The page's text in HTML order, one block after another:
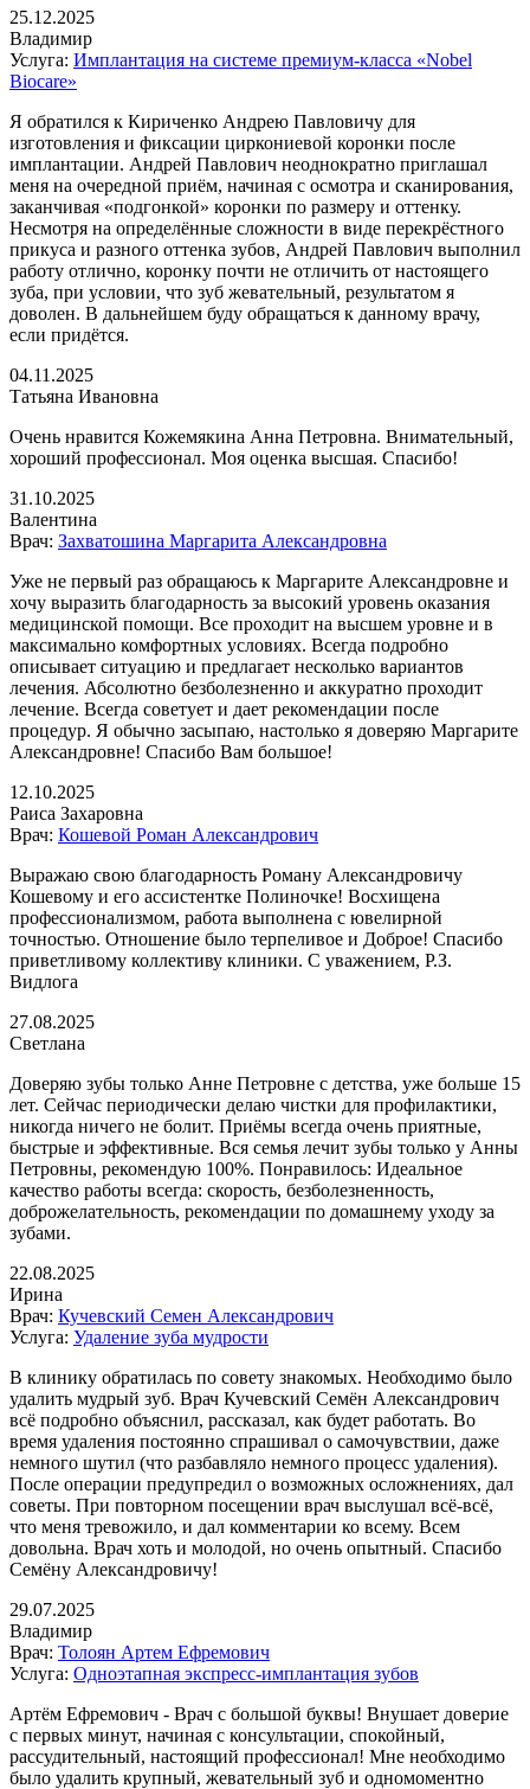
25.12.2025
Владимир
Услуга: Имплантация на системе премиум-класса «Nobel
Biocare»
Я обратился к Кириченко Андрею Павловичу для
изготовления и фиксации циркониевой коронки после
имплантации. Андрей Павлович неоднократно приглашал
меня на очередной приём, начиная с осмотра и сканирования,
заканчивая «подгонкой» коронки по размеру и оттенку.
Несмотря на определённые сложности в виде перекрёстного
прикуса и разного оттенка зубов, Андрей Павлович выполнил
работу отлично, коронку почти не отличить от настоящего
зуба, при условии, что зуб жевательный, результатом я
доволен. В дальнейшем буду обращаться к данному врачу,
если придётся.
04.11.2025
Татьяна Ивановна
Очень нравится Кожемякина Анна Петровна. Внимательный,
хороший профессионал. Моя оценка высшая. Спасибо!
31.10.2025
Валентина
Врач: Захватошина Маргарита Александровна
Уже не первый раз обращаюсь к Маргарите Александровне и
хочу выразить благодарность за высокий уровень оказания
медицинской помощи. Все проходит на высшем уровне и в
максимально комфортных условиях. Всегда подробно
описывает ситуацию и предлагает несколько вариантов
лечения. Абсолютно безболезненно и аккуратно проходит
лечение. Всегда советует и дает рекомендации после
процедур. Я обычно засыпаю, настолько я доверяю Маргарите
Александровне! Спасибо Вам большое!
12.10.2025
Раиса Захаровна
Врач: Кошевой Роман Александрович
Выражаю свою благодарность Роману Александровичу
Кошевому и его ассистентке Полиночке! Восхищена
профессионализмом, работа выполнена с ювелирной
точностью. Отношение было терпеливое и Доброе! Спасибо
приветливому коллективу клиники. С уважением, Р.З.
Видлога
27.08.2025
Светлана
Доверяю зубы только Анне Петровне с детства, уже больше 15
лет. Сейчас периодически делаю чистки для профилактики,
никогда ничего не болит. Приёмы всегда очень приятные,
быстрые и эффективные. Вся семья лечит зубы только у Анны
Петровны, рекомендую 100%. Понравилось: Идеальное
качество работы всегда: скорость, безболезненность,
доброжелательность, рекомендации по домашнему уходу за
зубами.
22.08.2025
Ирина
Врач: Кучевский Семен Александрович
Услуга: Удаление зуба мудрости
В клинику обратилась по совету знакомых. Необходимо было
удалить мудрый зуб. Врач Кучевский Семён Александрович
всё подробно объяснил, рассказал, как будет работать. Во
время удаления постоянно спрашивал о самочувствии, даже
немного шутил (что разбавляло немного процесс удаления).
После операции предупредил о возможных осложнениях, дал
советы. При повторном посещении врач выслушал всё-всё,
что меня тревожило, и дал комментарии ко всему. Всем
довольна. Врач хоть и молодой, но очень опытный. Спасибо
Семёну Александровичу!
29.07.2025
Владимир
Врач: Толоян Артем Ефремович
Услуга: Одноэтапная экспресс-имплантация зубов
Артём Ефремович - Врач с большой буквы! Внушает доверие
с первых минут, начиная с консультации, спокойный,
рассудительный, настоящий профессионал! Мне необходимо
было удалить крупный, жевательный зуб и одномоментно